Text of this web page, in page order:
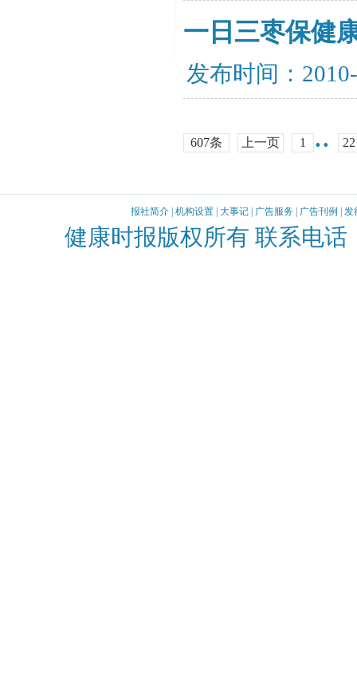
一日三枣保健
发布时间：
607条 上一页 1 .. 22
报社简介 机构设置 大事记 广告服务 广告刊例 发
健康时报版权所有 联系电话